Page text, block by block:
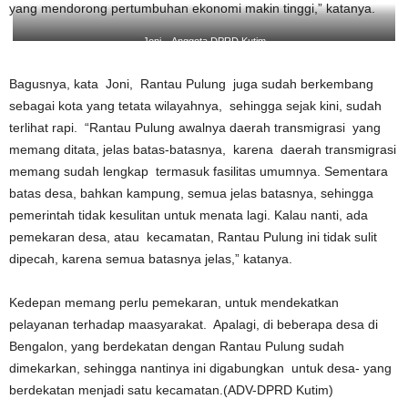
yang mendorong pertumbuhan ekonomi makin tinggi,” katanya.
Joni – Anggota DPRD Kutim
Bagusnya, kata Joni, Rantau Pulung juga sudah berkembang
sebagai kota yang tetata wilayahnya, sehingga sejak kini, sudah
terlihat rapi. “Rantau Pulung awalnya daerah transmigrasi yang
memang ditata, jelas batas-batasnya, karena daerah transmigrasi
memang sudah lengkap termasuk fasilitas umumnya. Sementara
batas desa, bahkan kampung, semua jelas batasnya, sehingga
pemerintah tidak kesulitan untuk menata lagi. Kalau nanti, ada
pemekaran desa, atau kecamatan, Rantau Pulung ini tidak sulit
dipecah, karena semua batasnya jelas,” katanya.
Kedepan memang perlu pemekaran, untuk mendekatkan
pelayanan terhadap maasyarakat. Apalagi, di beberapa desa di
Bengalon, yang berdekatan dengan Rantau Pulung sudah
dimekarkan, sehingga nantinya ini digabungkan untuk desa- yang
berdekatan menjadi satu kecamatan.(ADV-DPRD Kutim)